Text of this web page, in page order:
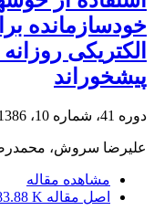
الکتریکی
پیشخوراند
دوره 41، شماره 10، 1386
علیرضا سروش،
مشاهده مقاله
اصل مقاله K